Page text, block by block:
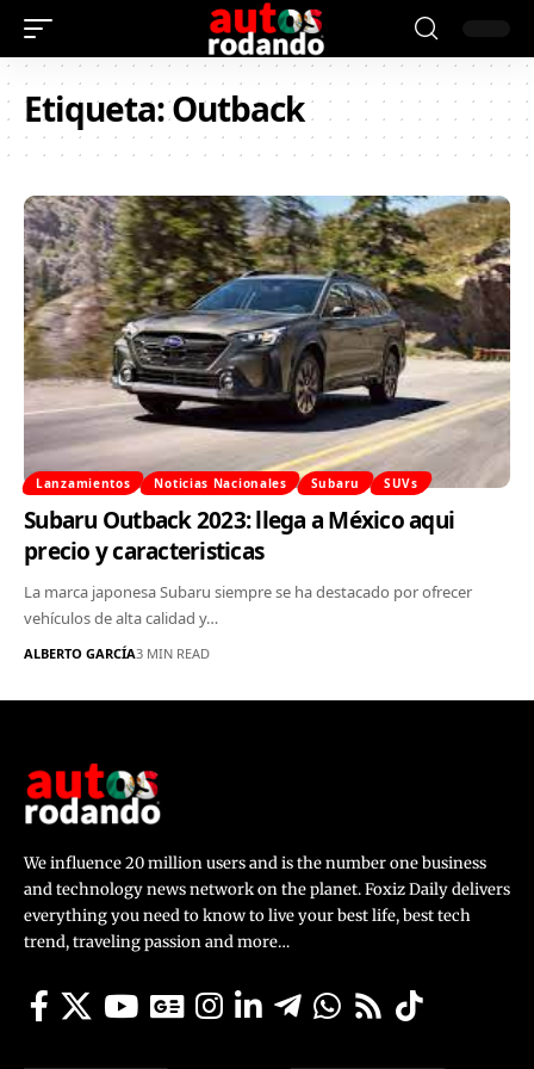
Etiqueta:Outback
Lanzamientos Noticias Nacionales Subaru SUVs
Subaru Outback 2023: llega a México aqui
precio y caracteristicas
La marca japonesa Subaru siempre se ha destacado por ofrecer
vehículos de alta calidad y…
ALBERTO GARCÍA3 MIN READ
We influence 20 million users and is the number one business
and technology news network on the planet. Foxiz Daily delivers
everything you need to know to live your best life, best tech
trend, traveling passion and more…